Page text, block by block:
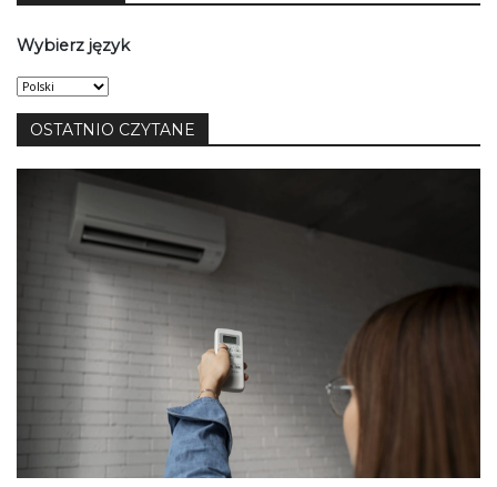
Wybierz język
Wybierz
język
OSTATNIO CZYTANE